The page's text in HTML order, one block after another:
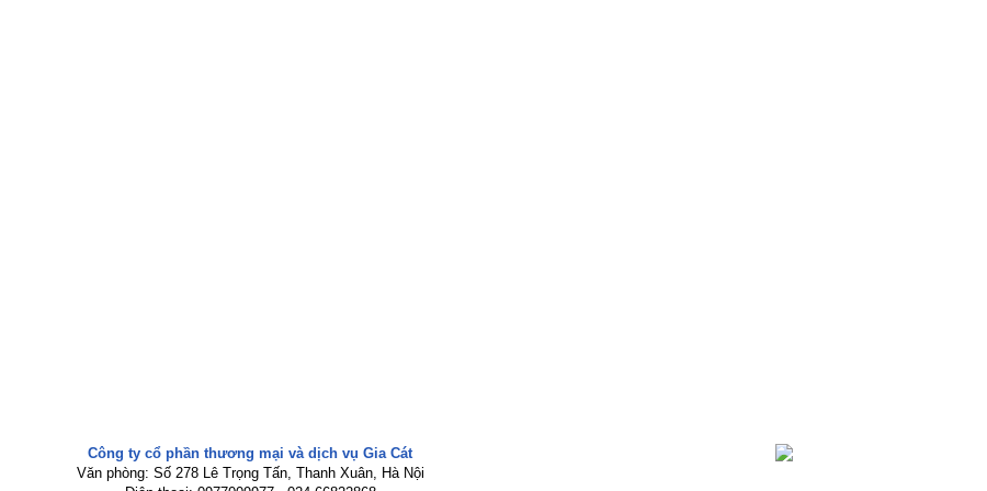
Công ty cổ phần thương mại và dịch vụ Gia Cát
Văn phòng: Số 278 Lê Trọng Tấn, Thanh Xuân, Hà Nội